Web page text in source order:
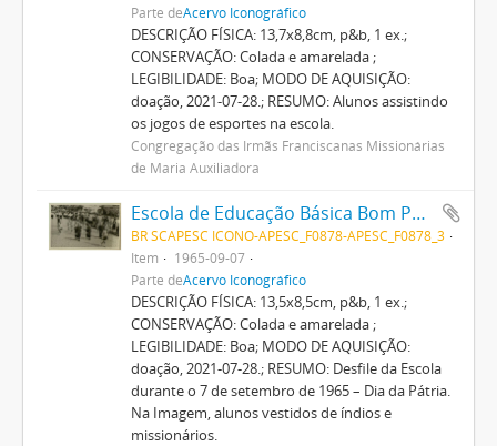
Parte deAcervo Iconográfico
DESCRIÇÃO FÍSICA: 13,7x8,8cm, p&b, 1 ex.;
CONSERVAÇÃO: Colada e amarelada ;
LEGIBILIDADE: Boa; MODO DE AQUISIÇÃO:
doação, 2021-07-28.; RESUMO: Alunos assistindo
os jogos de esportes na escola.
Congregação das Irmãs Franciscanas Missionárias
de Maria Auxiliadora
Escola de Educação Básica Bom Pastor
BR SCAPESC ICONO-APESC_F0878-APESC_F0878_3
Item
1965-09-07
Parte deAcervo Iconográfico
DESCRIÇÃO FÍSICA: 13,5x8,5cm, p&b, 1 ex.;
CONSERVAÇÃO: Colada e amarelada ;
LEGIBILIDADE: Boa; MODO DE AQUISIÇÃO:
doação, 2021-07-28.; RESUMO: Desfile da Escola
durante o 7 de setembro de 1965 – Dia da Pátria.
Na Imagem, alunos vestidos de índios e
missionários.